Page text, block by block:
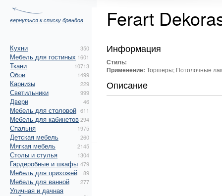
вернуться к списку брендов
Кухни 350
Мебель для гостиных 1601
Ткани 10713
Обои 1499
Карнизы 229
Светильники 999
Двери 46
Мебель для столовой 611
Мебель для кабинетов294
Спальня 1975
Детская мебель 260
Мягкая мебель 2145
Столы и стулья 1304
Гардеробные и шкафы 479
Мебель для прихожей 89
Мебель для ванной 277
Уличная и дачная
Ferart
Информация
Стиль:
Применение: Торшеры; Потолочные
Описание